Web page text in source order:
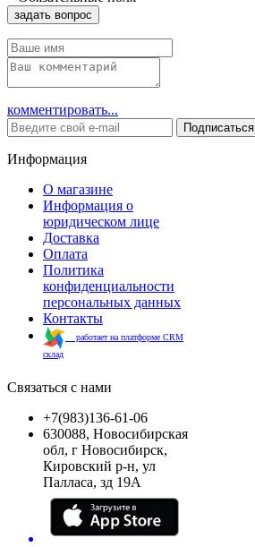
задать вопрос
комментировать...
Подписаться
Информация
О магазине
Информация о
юридическом лице
Доставка
Оплата
Политика
конфиденциальности
персональных данных
Контакты
работает на платформе CRM
склад
Связаться с нами
+7(983)136-61-06
630088, Новосибирская
обл, г Новосибирск,
Кировский р-н, ул
Палласа, зд 19А